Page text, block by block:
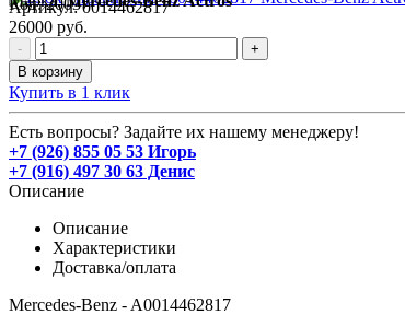
Артикул:0014462817
26000 руб.
-
+
В корзину
Купить в 1 клик
Есть вопросы? Задайте их нашему менеджеру!
+7 (926) 855 05 53 Игорь
+7 (916) 497 30 63 Денис
Описание
Описание
Характеристики
Доставка/оплата
Mercedes-Benz - A0014462817